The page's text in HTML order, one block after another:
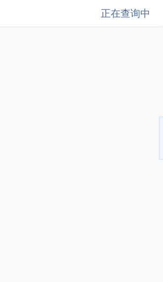
正在查询中